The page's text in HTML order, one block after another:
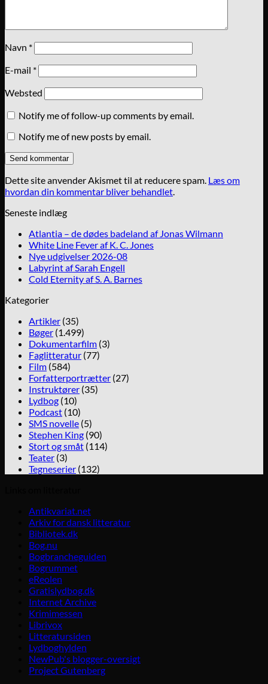
Navn *
E-mail *
Websted
Notify me of follow-up comments by email.
Notify me of new posts by email.
Dette site anvender Akismet til at reducere spam. Læs om
hvordan din kommentar bliver behandlet.
Seneste indlæg
Atlantia – de dødes badeland af Jonas Wilmann
White Line Fever af K. C. Jones
Nye udgivelser 2026-08
Labyrint af Sarah Engell
Cold Eternity af S. A. Barnes
Kategorier
Artikler (35)
Bøger (1.499)
Dokumentarfilm (3)
Faglitteratur (77)
Film (584)
Forfatterportrætter (27)
Instruktører (35)
Lydbog (10)
Podcast (10)
SMS novelle (5)
Stephen King (90)
Stort og småt (114)
Teater (3)
Tegneserier (132)
Antikvariat.net
Arkiv for dansk litteratur
Bibliotek.dk
Bog.nu
Bogbrancheguiden
Bogrummet
eReolen
Gratislydbog.dk
Internet Archive
Krimimessen
Librivox
Litteratursiden
Lydboghylden
NewPub's blogger-oversigt
Project Gutenberg